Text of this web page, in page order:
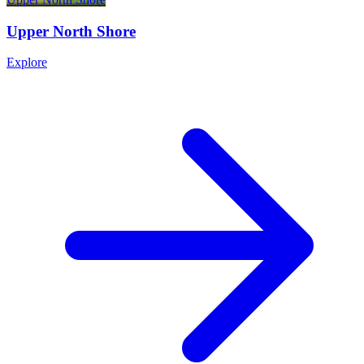
Upper North Shore​​​​‌ ‍ ​‍​‍‌‍ ‌ ​‍‌‍‍‌‌‍‌ ‌‍‍‌‌‍ ‍​‍​‍​ ‍‍​‍​‍‌ ​ ‌‍​‌‌‍ ‍‌‍‍‌‌ ‌​‌ ‍‌​‍ ‍‌‍‍‌‌‍ ​‍​‍​‍ ​​‍​‍‌‍‍​‌ ​‍‌‍‌‌‌‍‌‍​‍​‍​ ‍‍​‍​‍‌‍‍​‌ ‌​‌ ‌​‌ ​​‌ ​ ​ ‍‍​‍ ​‍ ‌‍​‍‌‍‌‍‌ ​​​‍ ‌‌ ​​‌ ​‍‌‍ ‌ ​​‌‍‌‌‌ ​‍‌ ‌​‌ ‍‌​‍ ‌‌‍‌ ‌ ​‍‌‍ ‌ ‌‌‌ ​​​‍ ‍‌ ‌‍‌‍‌‌‌ ​‍‌‍​ ‌‍‌‌‌‍ ​​‍ ‍‌‍​‌‌ ​​‌ ​​​‍ ‌ ​ ‌ ‌​‌ ‌‌‌‍‌​‌‍‍‌‌‍ ​‍ ‌‍‍‌‌‍ ‍‌ ‌​‌‍‌‌‌‍ ‍‌ ‌​​‍ ‌‍‌‌‌‍‌​‌‍‍‌‌ ‌​​‍ ‌‍ ‌‌‍ ‌‍‌​‌‍‌‌​ ‌‌ ​​‌ ​‍‌‍‌‌‌ ​ ‌‍‌‌‌‍ ‍‌ ‌​‌‍​‌‌ ‌​‌‍‍‌‌‍ ‌‍ ‍​ ‍ ‌‍‍‌‌‍‌​​ ‌‌‍ ​‌‍ ‌‍​ ​‍ ‌‌ ‌‌‌ ​​‌ ​​‌‍‌‌‌ ​‍​‍ ‌‌‍ ‍‌‍ ‌ ​‍‌ ‌​‌‍‍​​ ‍ ‌ ‌​‌ ‍‌‌ ​​‌‍‌‌​ ‌‌‍ ​‌‍ ‌‍​ ‌‍​‌‌ ‌​‌‍‍‌‌‍ ‌‍ ‍​ ‍ ‌ ​​‌‍​‌‌ ‌​‌‍‍​​ ‌‌‍ ‍‌‍​‌‌‍ ‌‌‍‌‌​ ‌‍​‍‌‍​‌‌ ​ ‌‍‌‌‌‌‌‌‌ ​‍‌‍ ​​ ‌‌‍‍​‌ ‌​‌ ‌​‌ ​​‌ ​ ​‍‌‌​ ​ ‌​​‌​‍‌‌​ ​‍‌​‌‍​‍‌‌​ ​‍‌​‌‍‌‍​‍‌‍‌‍‌ ​​​‍ ‌‌ ​​‌ ​‍‌‍ ‌ ​​‌‍‌‌‌ ​‍‌ ‌​‌ ‍‌​‍ ‌‌‍‌ ‌ ​‍‌‍ ‌ ‌‌‌ ​​​‍ ‍‌ ‌‍‌‍‌‌‌ ​‍‌‍​ ‌‍‌‌‌‍ ​​‍ ‍‌‍​‌‌ ​​‌ ​​​‍‌‌​ ​‍‌​‌‍‌ ​ ‌ ‌​‌ ‌‌‌‍‌​‌‍‍‌‌‍ ​‍‌‍‌‍‍‌‌‍‌​​ ‌‌‍ ​‌‍ ‌‍​ ​‍ ‌‌ ‌‌‌ ​​‌ ​​‌‍‌‌‌ ​‍​‍ ‌‌‍ ‍‌‍ ‌ ​‍‌ ‌​‌‍‍​​‍‌‍‌ ‌​‌ ‍‌‌ ​​‌‍‌‌​ ‌‌‍ ​‌‍ ‌‍​ ‌‍​‌‌ ‌​‌‍‍‌‌‍ ‌‍ ‍​‍‌‍‌ ​​‌‍​‌‌ ‌​‌‍‍​​ ‌‌‍ ‍‌‍​‌‌‍ ‌‌‍‌‌​‍‌‍‌ ​​‌‍‌‌‌ ​‍‌ ​ ‌ ​​‌‍‌‌‌‍​ ‌ ‌​‌‍‍‌‌ ‌‍‌‍‌‌​ ‌‌ ​​‌ ‌‌‌‍​‍‌‍ ​‌‍‍‌‌ ​ ‌‍‍​‌‍‌‌‌‍‌​​‍​‍‌ ‌
Explore